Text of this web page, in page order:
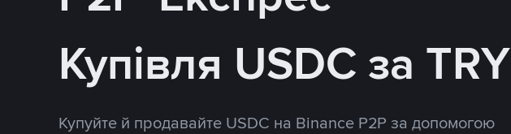
Купівля USDC за TRY
Купуйте й продавайте USDC на Binance P2P за допомогою